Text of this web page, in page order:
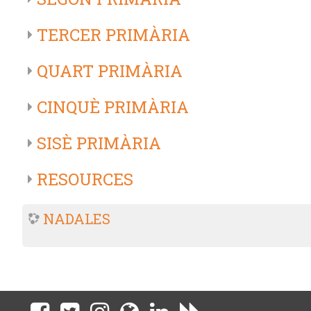
TERCER PRIMÀRIA
QUART PRIMÀRIA
CINQUÈ PRIMÀRIA
SISÈ PRIMÀRIA
RESOURCES
NADALES